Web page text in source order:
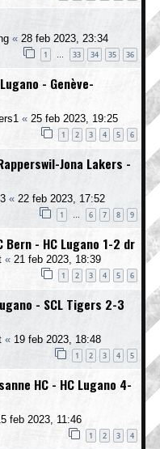
« 28 feb 2023, 23:34
1 … 33 34 35 36
- Genève-
« 25 feb 2023, 19:25
1 2 3 4 5 6
Jona Lakers -
« 22 feb 2023, 17:52
1 … 6 7 8 9
Bern - HC Lugano 1-2 dr
« 21 feb 2023, 18:39
1 2 3 4 5 6
- SCL Tigers 2-3
« 19 feb 2023, 18:48
1 2 3 4 5
HC - HC Lugano 4-
feb 2023, 11:46
1 2 3 4